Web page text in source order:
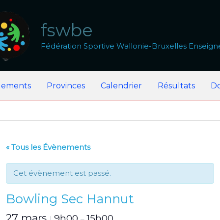
fswbe
Fédération Sportive Wallonie-Bruxelles
Provinces Calendrier Résultats
« Tous les Évènements
Cet évènement est passé.
Bowling Sec Hannut